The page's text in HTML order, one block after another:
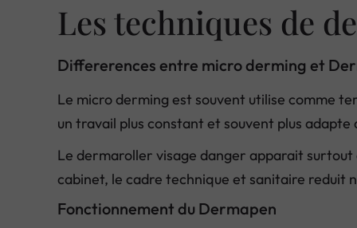
Les techniques de
Differerences entre micro derming et
Le micro derming est souvent utilise comme
un travail plus constant et souvent plus adapte
Le dermaroller visage danger apparait
cabinet, le cadre technique et sanitaire reduit
Fonctionnement du Dermapen